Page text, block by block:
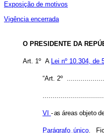
Exposição de motivos
Vigência encerrada
O PRESIDENTE DA
Art. 1º A Lei nº 10.304, de
“Art. 2º
VI - as áreas objeto
Parágrafo único.